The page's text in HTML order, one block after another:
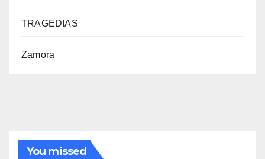
TRAGEDIAS
Zamora
You missed